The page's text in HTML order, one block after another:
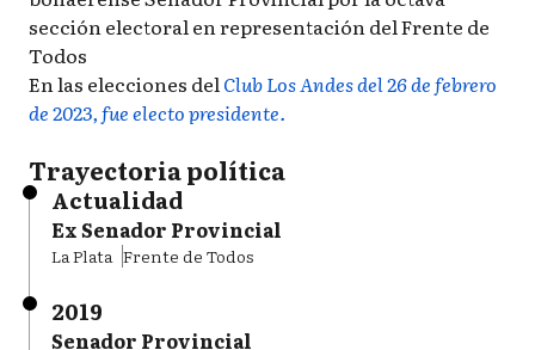
sección electoral en representación del Frente de
Todos
En las elecciones delClub Los Andes del 26 de febrero
de 2023, fue electo presidente.
Trayectoria política
Actualidad
Ex Senador Provincial
La Plata Frente de Todos
2019
Senador Provincial